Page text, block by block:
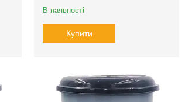
В наявності
Купити